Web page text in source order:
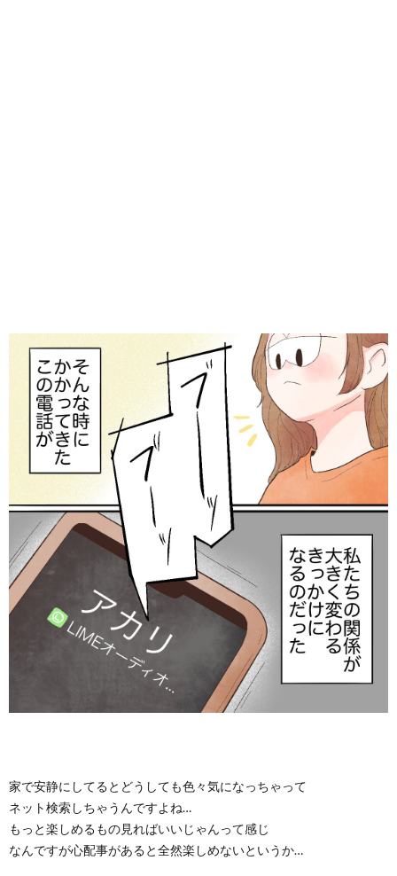
家で安静にしてるとどうしても色々気になっちゃって
ネット検索しちゃうんですよね…
もっと楽しめるもの見ればいいじゃんって感じ
なんですが心配事があると全然楽しめないというか…